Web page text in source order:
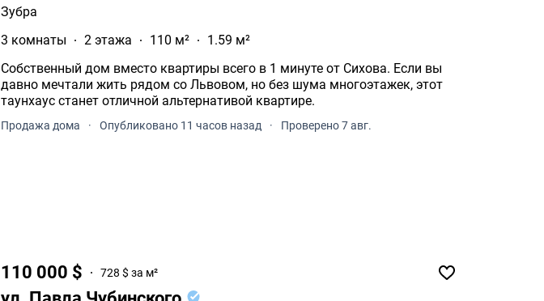
Зубра
3 комнаты
2 этажа 110 м²
1.59 м²
Собственный дом вместо квартиры всего в 1 минуте от Сихова. Если вы
давно мечтали жить рядом со Львовом, но без шума многоэтажек, этот
таунхаус станет отличной альтернативой квартире.
Продажа дома · Опубликовано 11 часов назад · Проверено 7 авг.
110 000 $ 728 $ за м²